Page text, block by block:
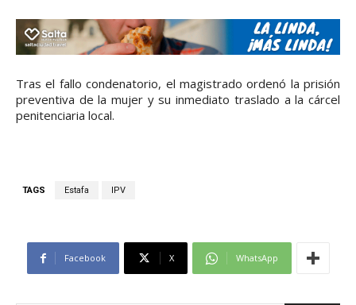
Tras el fallo condenatorio, el magistrado ordenó la prisión
preventiva de la mujer y su inmediato traslado a la cárcel
penitenciaria local.
TAGS Estafa IPV
Facebook X WhatsApp